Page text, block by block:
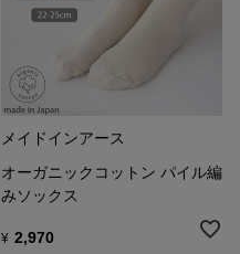
メイドインアース
オーガニックコットン パイル編
みソックス
¥ 2,970